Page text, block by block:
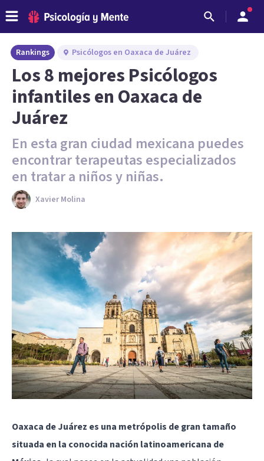
Rankings Psicólogos en Oaxaca de Juárez
Los 8 mejores Psicólogos
infantiles en Oaxaca de
Juárez
En esta gran ciudad mexicana puedes
encontrar terapeutas especializados
en tratar a niños y niñas.
Xavier Molina
Oaxaca de Juárez es una metrópolis de gran tamaño
situada en la conocida nación latinoamericana de